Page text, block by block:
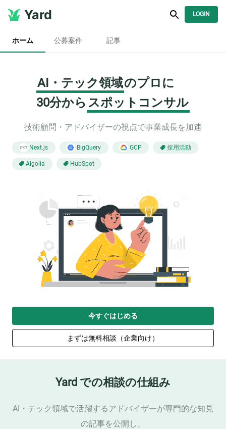
Yard LOGIN
ホーム 公募案件 記事
AI・テック領域のプロに
30分から スポットコンサル
技術顧問・アドバイザーの視点で事業成長を加速
Next.js BigQuery GCP 採用活動
Algolia HubSpot
今すぐはじめる
まずは無料相談（企業向け）
Yard での相談の仕組み
AI・テック領域で活躍するアドバイザーが専門的な知見
の記事を公開し、